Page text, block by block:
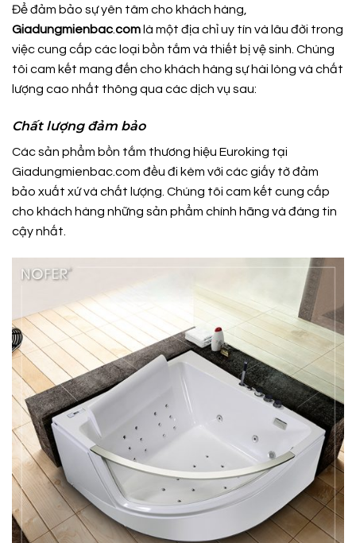
Để đảm bảo sự yên tâm cho khách hàng,
Giadungmienbaccom là một địa chỉ uy tín và lâu đời trong
việc cung cấp các loại bồn tắm và thiết bị vệ sinh. Chúng
tôi cam kết mang đến cho khách hàng sự hài lòng và chất
lượng cao nhất thông qua các dịch vụ sau:
Chất lượng đảm bảo
Các sản phẩm bồn tắm thương hiệu Euroking tại
Giadungmienbac.com đều đi kèm với các giấy tờ đảm
bảo xuất xứ và chất lượng. Chúng tôi cam kết cung cấp
cho khách hàng những sản phẩm chính hãng và đáng tin
cậy nhất.